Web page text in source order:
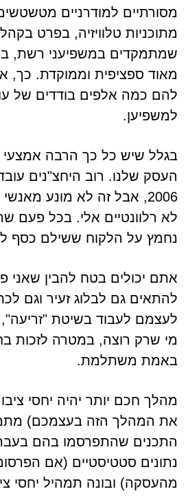
מסורתיים למודרניים
מתוכניות טלוויזיה, בפרט
שמתמקדים במשפיעני רשת,
מאוד ספציפית וממוקדת. כך,
להם כמה אלפים בודדים של
למשפיען.
בגלל שיש כל כך הרבה אמצעי
2006, אבל זה לא מונע
לא רלוונטיים אלי. בכל פעם
נחמץ על הלקוח ששילם כסף
אתם יכולים בטח להבין שאני
להתאים גם לבלוג זעיר וגם
לעצמם לעבוד בשיטת "זריעה",
מי שרק רוצה, במטרה לזכות
באמת משתלמת.
מהלך חכם יותר יהיה יחסי
את המהלך הזה בעצמכם)
התכנים שהתפרסמו בהם בעבר,
נתונים סטטיסטיים (אם
מהעסקה) ובונה תמהיל יחסי